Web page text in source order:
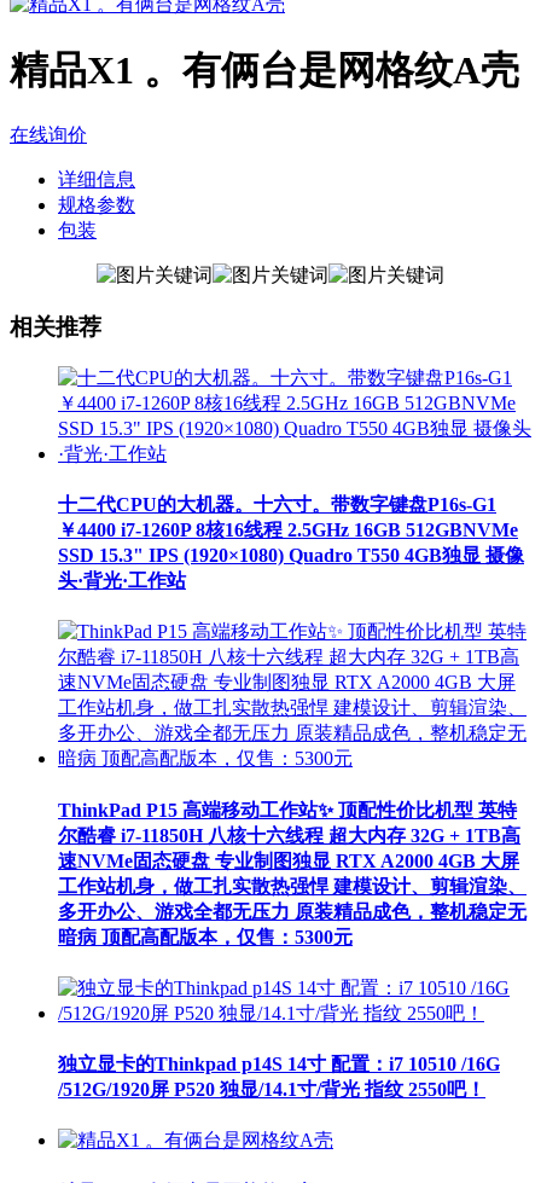
精品X1 。有俩台是网格纹A壳
在线询价
详细信息
规格参数
包装
相关推荐
十二代CPU的大机器。十六寸。带数字键盘P16s-G1
￥4400 i7-1260P 8核16线程 2.5GHz 16GB 512GBNVMe
SSD 15.3" IPS (1920×1080) Quadro T550 4GB独显 摄像
头·背光·工作站
ThinkPad P15 高端移动工作站✨ 顶配性价比机型 英特
尔酷睿 i7-11850H 八核十六线程 超大内存 32G + 1TB高
速NVMe固态硬盘 专业制图独显 RTX A2000 4GB 大屏
工作站机身，做工扎实散热强悍 建模设计、剪辑渲染、
多开办公、游戏全都无压力 原装精品成色，整机稳定无
暗病 顶配高配版本，仅售：5300元
独立显卡的Thinkpad p14S 14寸 配置：i7 10510 /16G
/512G/1920屏 P520 独显/14.1寸/背光 指纹 ​2550吧！